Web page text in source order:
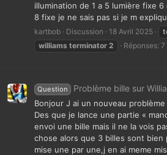
illumination de 1 a 5 lumière fixe
8 fixe je ne sais pas si je m
kartbob Discussion 18 Avril 2025
williams terminator 2 Réponses: 7
Question Problème bille sur
Bonjour J ai un nouveau
Des que je lance une partie «
envoi une bille mais il ne la vois
chose alors que 3 billes sont
mise une par une,j en ai meme